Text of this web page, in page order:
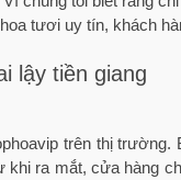
tươi uy tín, khách
lậy tiền giang
trên thị trường.
ra mắt, cửa hàng